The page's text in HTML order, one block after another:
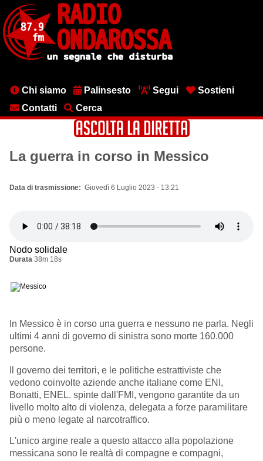
contenuto
principale
MenuChi siamo Palinsesto Segui
Sostieni
Contatti
Cerca
La guerra in corso in Messico
Data di trasmissione Giovedì 6 Luglio 2023 - 13:21
Nodo solidale
Durata 38m 18s
In Messico è in corso una guerra e nessuno ne parla. Negli
ultimi 4 anni di governo di sinistra sono morte 160.000
persone.
Il governo dei territori, e le politiche estrattiviste che
vedono coinvolte aziende anche italiane come ENI,
Bonatti, ENEL. spinte dall'FMI, vengono garantite da un
livello molto alto di violenza, delegata a forze paramilitare
più o meno legate al narcotraffico.
L'unico argine reale a questo attacco alla popolazione
messicana sono le realtà di compagne e compagni,